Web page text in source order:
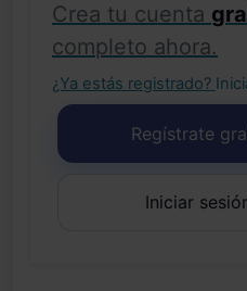
Crea tu cuenta
completo ahora.
¿Ya estás registrado?
Regístrate
Iniciar